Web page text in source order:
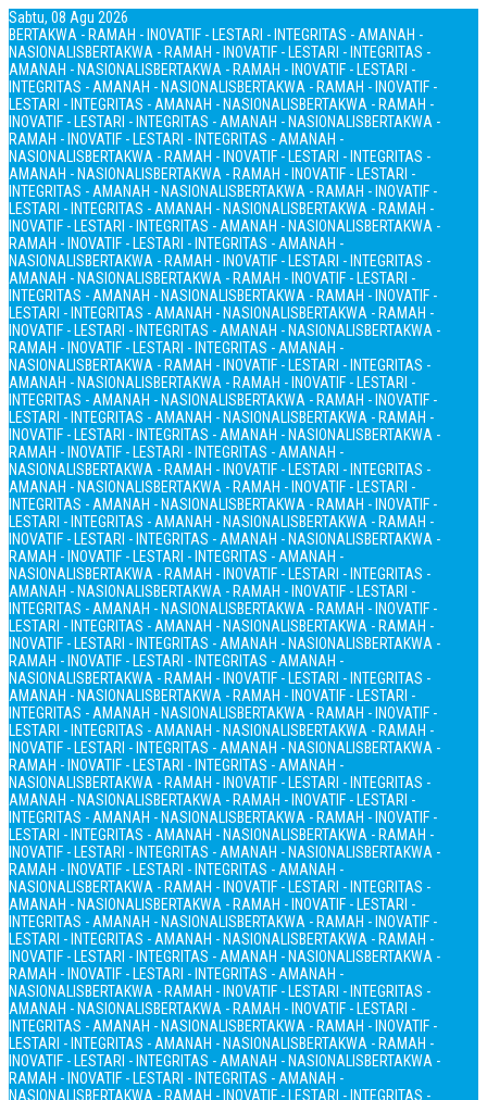
Sabtu, 08 Agu 2026
BERTAKWA - RAMAH - INOVATIF - LESTARI - INTEGRITAS - AMANAH -
NASIONALISBERTAKWA - RAMAH - INOVATIF - LESTARI - INTEGRITAS -
AMANAH - NASIONALISBERTAKWA - RAMAH - INOVATIF - LESTARI -
INTEGRITAS - AMANAH - NASIONALISBERTAKWA - RAMAH - INOVATIF -
LESTARI - INTEGRITAS - AMANAH - NASIONALISBERTAKWA - RAMAH -
INOVATIF - LESTARI - INTEGRITAS - AMANAH - NASIONALISBERTAKWA -
RAMAH - INOVATIF - LESTARI - INTEGRITAS - AMANAH -
NASIONALISBERTAKWA - RAMAH - INOVATIF - LESTARI - INTEGRITAS -
AMANAH - NASIONALISBERTAKWA - RAMAH - INOVATIF - LESTARI -
INTEGRITAS - AMANAH - NASIONALISBERTAKWA - RAMAH - INOVATIF -
LESTARI - INTEGRITAS - AMANAH - NASIONALISBERTAKWA - RAMAH -
INOVATIF - LESTARI - INTEGRITAS - AMANAH - NASIONALISBERTAKWA -
RAMAH - INOVATIF - LESTARI - INTEGRITAS - AMANAH -
NASIONALISBERTAKWA - RAMAH - INOVATIF - LESTARI - INTEGRITAS -
AMANAH - NASIONALISBERTAKWA - RAMAH - INOVATIF - LESTARI -
INTEGRITAS - AMANAH - NASIONALISBERTAKWA - RAMAH - INOVATIF -
LESTARI - INTEGRITAS - AMANAH - NASIONALISBERTAKWA - RAMAH -
INOVATIF - LESTARI - INTEGRITAS - AMANAH - NASIONALISBERTAKWA -
RAMAH - INOVATIF - LESTARI - INTEGRITAS - AMANAH -
NASIONALISBERTAKWA - RAMAH - INOVATIF - LESTARI - INTEGRITAS -
AMANAH - NASIONALISBERTAKWA - RAMAH - INOVATIF - LESTARI -
INTEGRITAS - AMANAH - NASIONALISBERTAKWA - RAMAH - INOVATIF -
LESTARI - INTEGRITAS - AMANAH - NASIONALISBERTAKWA - RAMAH -
INOVATIF - LESTARI - INTEGRITAS - AMANAH - NASIONALISBERTAKWA -
RAMAH - INOVATIF - LESTARI - INTEGRITAS - AMANAH -
NASIONALISBERTAKWA - RAMAH - INOVATIF - LESTARI - INTEGRITAS -
AMANAH - NASIONALISBERTAKWA - RAMAH - INOVATIF - LESTARI -
INTEGRITAS - AMANAH - NASIONALISBERTAKWA - RAMAH - INOVATIF -
LESTARI - INTEGRITAS - AMANAH - NASIONALISBERTAKWA - RAMAH -
INOVATIF - LESTARI - INTEGRITAS - AMANAH - NASIONALISBERTAKWA -
RAMAH - INOVATIF - LESTARI - INTEGRITAS - AMANAH -
NASIONALISBERTAKWA - RAMAH - INOVATIF - LESTARI - INTEGRITAS -
AMANAH - NASIONALISBERTAKWA - RAMAH - INOVATIF - LESTARI -
INTEGRITAS - AMANAH - NASIONALISBERTAKWA - RAMAH - INOVATIF -
LESTARI - INTEGRITAS - AMANAH - NASIONALISBERTAKWA - RAMAH -
INOVATIF - LESTARI - INTEGRITAS - AMANAH - NASIONALISBERTAKWA -
RAMAH - INOVATIF - LESTARI - INTEGRITAS - AMANAH -
NASIONALISBERTAKWA - RAMAH - INOVATIF - LESTARI - INTEGRITAS -
AMANAH - NASIONALISBERTAKWA - RAMAH - INOVATIF - LESTARI -
INTEGRITAS - AMANAH - NASIONALISBERTAKWA - RAMAH - INOVATIF -
LESTARI - INTEGRITAS - AMANAH - NASIONALISBERTAKWA - RAMAH -
INOVATIF - LESTARI - INTEGRITAS - AMANAH - NASIONALISBERTAKWA -
RAMAH - INOVATIF - LESTARI - INTEGRITAS - AMANAH -
NASIONALISBERTAKWA - RAMAH - INOVATIF - LESTARI - INTEGRITAS -
AMANAH - NASIONALISBERTAKWA - RAMAH - INOVATIF - LESTARI -
INTEGRITAS - AMANAH - NASIONALISBERTAKWA - RAMAH - INOVATIF -
LESTARI - INTEGRITAS - AMANAH - NASIONALISBERTAKWA - RAMAH -
INOVATIF - LESTARI - INTEGRITAS - AMANAH - NASIONALISBERTAKWA -
RAMAH - INOVATIF - LESTARI - INTEGRITAS - AMANAH -
NASIONALISBERTAKWA - RAMAH - INOVATIF - LESTARI - INTEGRITAS -
AMANAH - NASIONALISBERTAKWA - RAMAH - INOVATIF - LESTARI -
INTEGRITAS - AMANAH - NASIONALISBERTAKWA - RAMAH - INOVATIF -
LESTARI - INTEGRITAS - AMANAH - NASIONALISBERTAKWA - RAMAH -
INOVATIF - LESTARI - INTEGRITAS - AMANAH - NASIONALISBERTAKWA -
RAMAH - INOVATIF - LESTARI - INTEGRITAS - AMANAH -
NASIONALISBERTAKWA - RAMAH - INOVATIF - LESTARI - INTEGRITAS -
AMANAH - NASIONALISBERTAKWA - RAMAH - INOVATIF - LESTARI -
INTEGRITAS - AMANAH - NASIONALISBERTAKWA - RAMAH - INOVATIF -
LESTARI - INTEGRITAS - AMANAH - NASIONALISBERTAKWA - RAMAH -
INOVATIF - LESTARI - INTEGRITAS - AMANAH - NASIONALISBERTAKWA -
RAMAH - INOVATIF - LESTARI - INTEGRITAS - AMANAH -
NASIONALISBERTAKWA - RAMAH - INOVATIF - LESTARI - INTEGRITAS -